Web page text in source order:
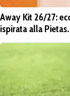
Away Kit 26/27:
ispirata alla